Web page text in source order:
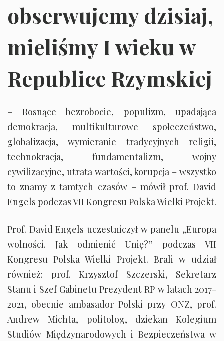
obserwujemy dzisiaj,
mieliśmy I wieku w
Republice Rzymskiej
– Rosnące bezrobocie, populizm, upadająca
demokracja, multikulturowe społeczeństwo,
globalizacja, wymieranie tradycyjnych religii,
technokracja, fundamentalizm, wojny
cywilizacyjne, utrata wartości, korupcja – wszystko
to znamy z tamtych czasów – mówił prof. David
Engels podczas VII Kongresu Polska Wielki Projekt.
Prof. David Engels uczestniczył w panelu „Europa
wolności. Jak odmienić Unię?” podczas VII
Kongresu Polska Wielki Projekt. Brali w udział
również: prof. Krzysztof Szczerski, Sekretarz
Stanu i Szef Gabinetu Prezydent RP w latach 2017-
2021, obecnie ambasador Polski przy ONZ, prof.
Andrew Michta, politolog, dziekan Kolegium
Studiów Międzynarodowych i Bezpieczeństwa w